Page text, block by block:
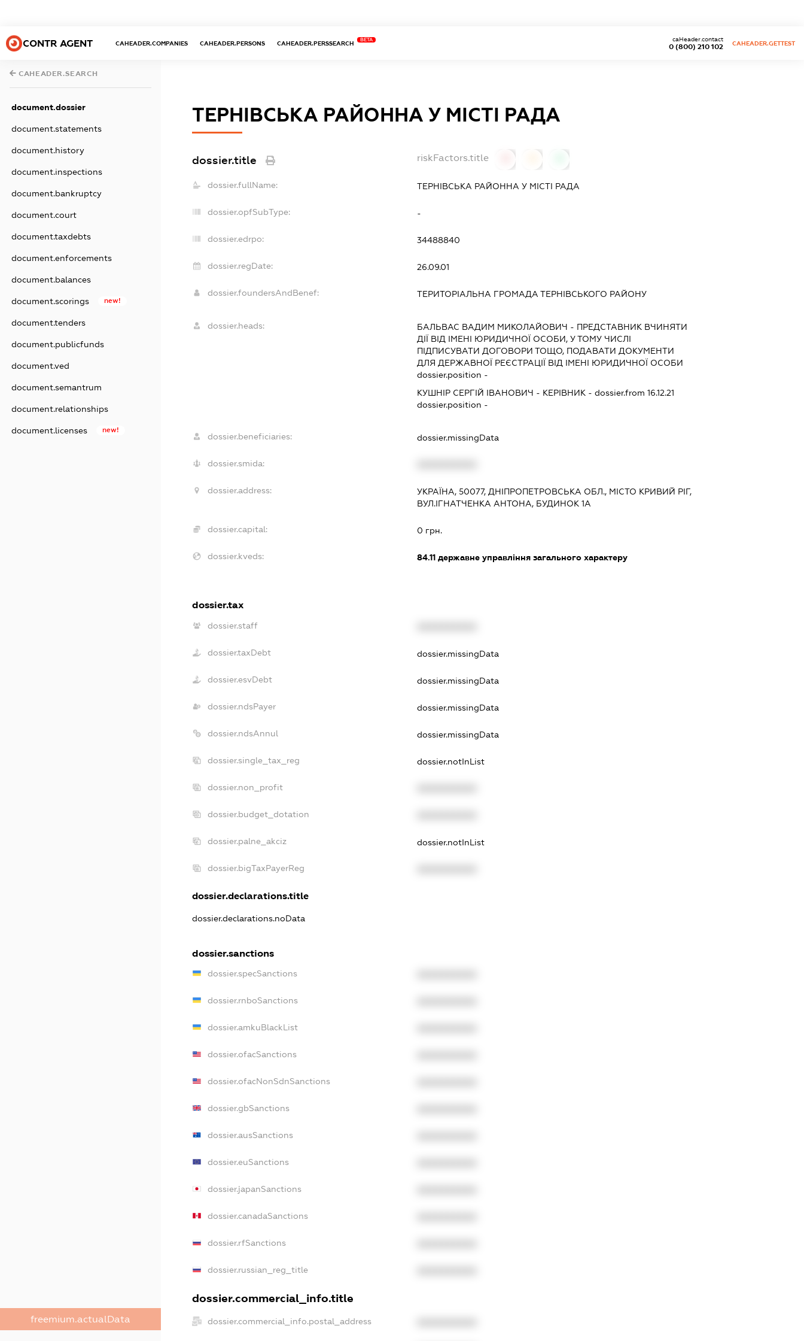
CONTR AGENT CAHEADER.COMPANIES CAHEADER.PERSONS CAHEADER.PERSSEARCH
BETA
0 (800) 210 102
caHeader.contact
CAHEADER.GETTEST
CAHEADER.SEARCH
document.dossier
document.statements
document.history
document.inspections
document.bankruptcy
document.court
document.taxdebts
document.enforcements
document.balances
document.scorings new!
document.tenders
document.publicfunds
document.ved
document.semantrum
document.relationships
document.licenses new!
freemium.actualData
ТЕРНІВСЬКА РАЙОННА У МІСТІ РАДА
dossier.title riskFactors.title
dossier.fullName: ТЕРНІВСЬКА РАЙОННА У МІСТІ РАДА
dossier.opfSubType: -
dossier.edrpo: 34488840
dossier.regDate: 26.09.01
dossier.foundersAndBenef: ТЕРИТОРІАЛЬНА ГРОМАДА ТЕРНІВСЬКОГО РАЙОНУ
dossier.heads: БАЛЬВАС ВАДИМ МИКОЛАЙОВИЧ - ПРЕДСТАВНИК ВЧИНЯТИ
ДІЇ ВІД ІМЕНІ ЮРИДИЧНОЇ ОСОБИ, У ТОМУ ЧИСЛІ
ПІДПИСУВАТИ ДОГОВОРИ ТОЩО, ПОДАВАТИ ДОКУМЕНТИ
ДЛЯ ДЕРЖАВНОЇ РЕЄСТРАЦІЇ ВІД ІМЕНІ ЮРИДИЧНОЇ ОСОБИ
dossier.position -
КУШНІР СЕРГІЙ ІВАНОВИЧ - КЕРІВНИК - dossier.from 16.12.21
dossier.position -
dossier.beneficiaries: dossier.missingData
dossier.smida:
dossier.address:
УКРАЇНА, 50077, ДНІПРОПЕТРОВСЬКА ОБЛ., МІСТО КРИВИЙ РІГ,
ВУЛ.ІГНАТЧЕНКА АНТОНА, БУДИНОК 1А
dossier.capital: 0 грн.
dossier.kveds: 84.11 державне управління загального характеру
dossier.tax
dossier.staff
dossier.taxDebt dossier.missingData
dossier.esvDebt dossier.missingData
dossier.ndsPayer dossier.missingData
dossier.ndsAnnul dossier.missingData
dossier.single_tax_reg dossier.notInList
dossier.non_profit
dossier.budget_dotation
dossier.palne_akciz dossier.notInList
dossier.bigTaxPayerReg
dossier.declarations.title
dossier.declarations.noData
dossier.sanctions
dossier.specSanctions
dossier.rnboSanctions
dossier.amkuBlackList
dossier.ofacSanctions
dossier.ofacNonSdnSanctions
dossier.gbSanctions
dossier.ausSanctions
dossier.euSanctions
dossier.japanSanctions
dossier.canadaSanctions
dossier.rfSanctions
dossier.russian_reg_title
dossier.commercial_info.title
dossier.commercial_info.postal_address